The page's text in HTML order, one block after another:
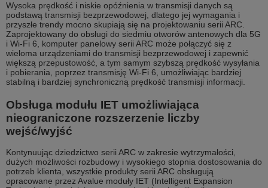
Wysoka prędkość i niskie opóźnienia w transmisji danych są
podstawą transmisji bezprzewodowej, dlatego jej wymagania i
przyszłe trendy mocno skupiają się na projektowaniu serii ARC.
Zaprojektowany do obsługi do siedmiu otworów antenowych dla 5G
i Wi-Fi 6, komputer panelowy serii ARC może połączyć się z
wieloma urządzeniami do transmisji bezprzewodowej i zapewnić
większą przepustowość, a tym samym szybszą prędkość wysyłania
i pobierania, poprzez transmisję Wi-Fi 6, umożliwiając bardziej
stabilną i bardziej synchroniczną prędkość transmisji informacji.
Obsługa modułu IET umożliwiająca
nieograniczone rozszerzenie liczby
wejść/wyjść
Kontynuując dziedzictwo serii ARC w zakresie wytrzymałości,
dużych możliwości rozbudowy i wysokiego stopnia dostosowania do
potrzeb klienta, wszystkie produkty serii ARC obsługują
opracowane przez Avalue moduły IET (Intelligent Expansion